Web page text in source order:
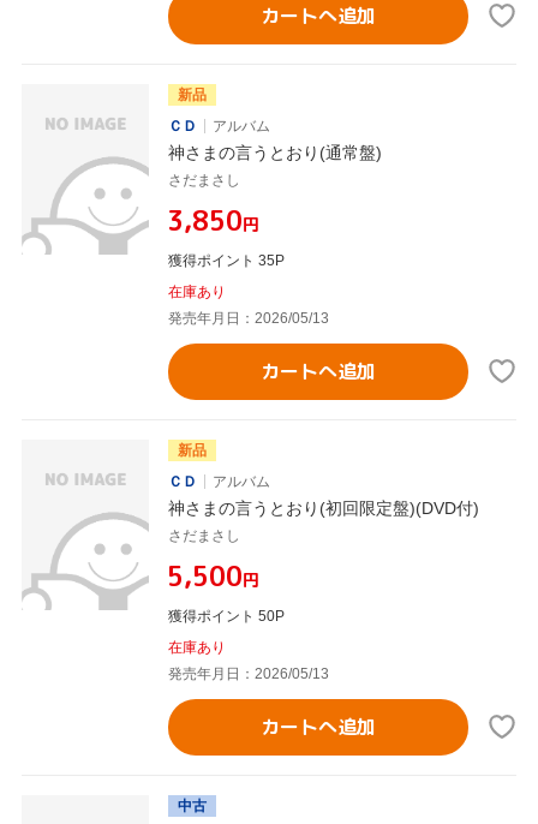
カートへ追加
新品
ＣＤ
アルバム
神さまの言うとおり(通常盤)
さだまさし
¥3,850円
獲得ポイント 35P
在庫あり
発売年月日：2026/05/13
カートへ追加
新品
ＣＤ
アルバム
神さまの言うとおり(初回限定盤)(DVD付)
さだまさし
¥5,500円
獲得ポイント 50P
在庫あり
発売年月日：2026/05/13
カートへ追加
中古